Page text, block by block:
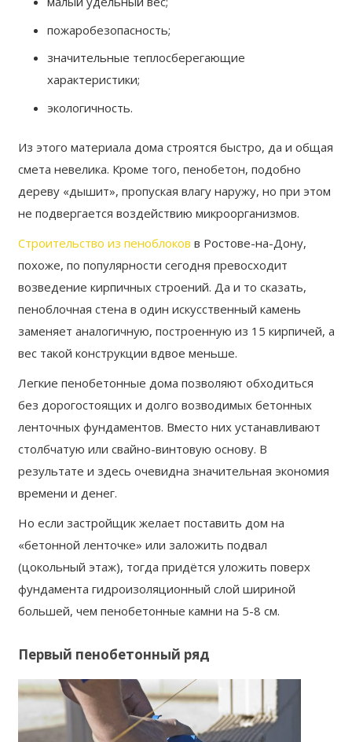
пожаробезопасность;
значительные теплосберегающие
характеристики;
экологичность.
Из этого материала дома строятся быстро, да и общая
смета невелика. Кроме того, пенобетон, подобно
дереву «дышит», пропуская влагу наружу, но при этом
не подвергается воздействию микроорганизмов.
Строительство из пеноблоков в Ростове-на-Дону,
похоже, по популярности сегодня превосходит
возведение кирпичных строений. Да и то сказать,
пеноблочная стена в один искусственный камень
заменяет аналогичную, построенную из 15 кирпичей, а
вес такой конструкции вдвое меньше.
Легкие пенобетонные дома позволяют обходиться
без дорогостоящих и долго возводимых бетонных
ленточных фундаментов. Вместо них устанавливают
столбчатую или свайно-винтовую основу. В
результате и здесь очевидна значительная экономия
времени и денег.
Но если застройщик желает поставить дом на
«бетонной ленточке» или заложить подвал
(цокольный этаж), тогда придётся уложить поверх
фундамента гидроизоляционный слой шириной
большей, чем пенобетонные камни на 5-8 см.
Первый пенобетонный ряд